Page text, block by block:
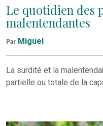
Le quotidien des
malentendantes
Par Miguel
La surdité et la
partielle ou totale de la